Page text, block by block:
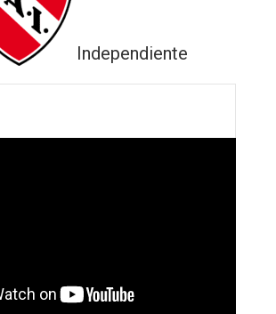
Independiente